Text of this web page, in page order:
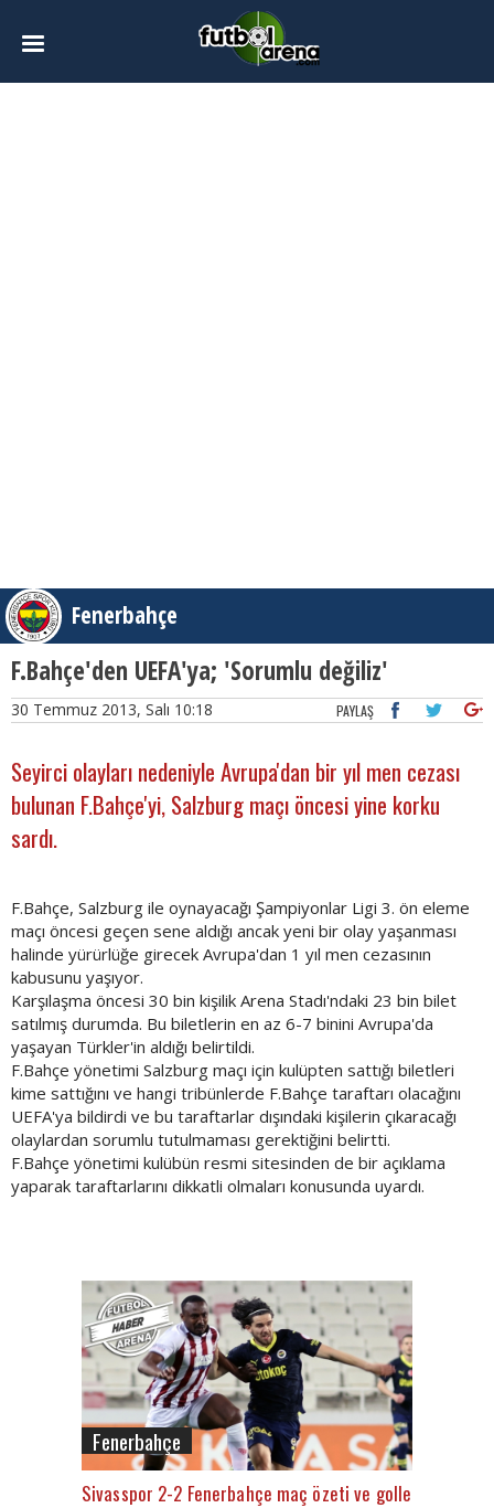
Fenerbahçe
F.Bahçe'den UEFA'ya; 'Sorumlu değiliz'
30 Temmuz 2013, Salı 10:18 PAYLAŞ
Seyirci olayları nedeniyle Avrupa'dan bir yıl men cezası
bulunan F.Bahçe'yi, Salzburg maçı öncesi yine korku
sardı.
F.Bahçe, Salzburg ile oynayacağı Şampiyonlar Ligi 3. ön eleme
maçı öncesi geçen sene aldığı ancak yeni bir olay yaşanması
halinde yürürlüğe girecek Avrupa'dan 1 yıl men cezasının
kabusunu yaşıyor.
Karşılaşma öncesi 30 bin kişilik Arena Stadı'ndaki 23 bin bilet
satılmış durumda. Bu biletlerin en az 6-7 binini Avrupa'da
yaşayan Türkler'in aldığı belirtildi.
F.Bahçe yönetimi Salzburg maçı için kulüpten sattığı biletleri
kime sattığını ve hangi tribünlerde F.Bahçe taraftarı olacağını
UEFA'ya bildirdi ve bu taraftarlar dışındaki kişilerin çıkaracağı
olaylardan sorumlu tutulmaması gerektiğini belirtti.
F.Bahçe yönetimi kulübün resmi sitesinden de bir açıklama
yaparak taraftarlarını dikkatli olmaları konusunda uyardı.
Fenerbahçe
Sivasspor 2-2 Fenerbahçe maç özeti ve golleri (İZLE)